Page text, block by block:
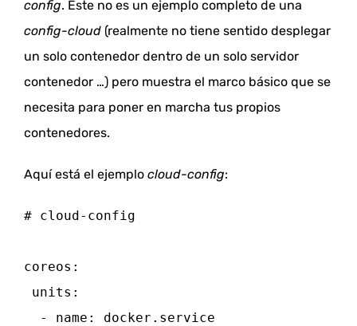
config. Este no es un ejemplo completo de una
config-cloud (realmente no tiene sentido desplegar
un solo contenedor dentro de un solo servidor
contenedor …) pero muestra el marco básico que se
necesita para poner en marcha tus propios
contenedores.
Aquí está el ejemplo cloud-config:
# cloud-config
coreos:
units:
  - name: docker.service